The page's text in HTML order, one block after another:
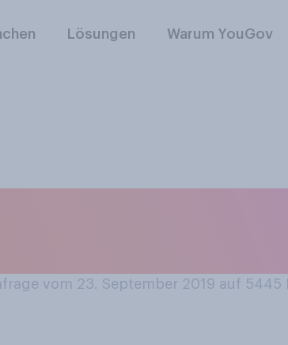
Lösungen Warum YouGov
vom 23. September 2019 auf 5445